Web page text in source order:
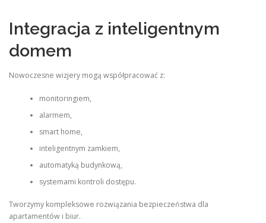
Integracja z inteligentnym
domem
Nowoczesne wizjery mogą współpracować z:
monitoringiem,
alarmem,
smart home,
inteligentnym zamkiem,
automatyką budynkową,
systemami kontroli dostępu.
Tworzymy kompleksowe rozwiązania bezpieczeństwa dla
apartamentów i biur.